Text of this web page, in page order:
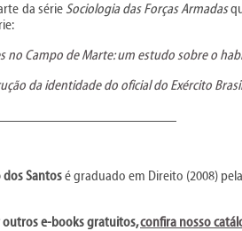
da sérieSociologia das Forças Armadas
no Campo de Marte: um estudo sobre o
da identidade do oficial do Exército
Santosé graduado em Direito (2008)
outros e-books gratuitos,confira nosso